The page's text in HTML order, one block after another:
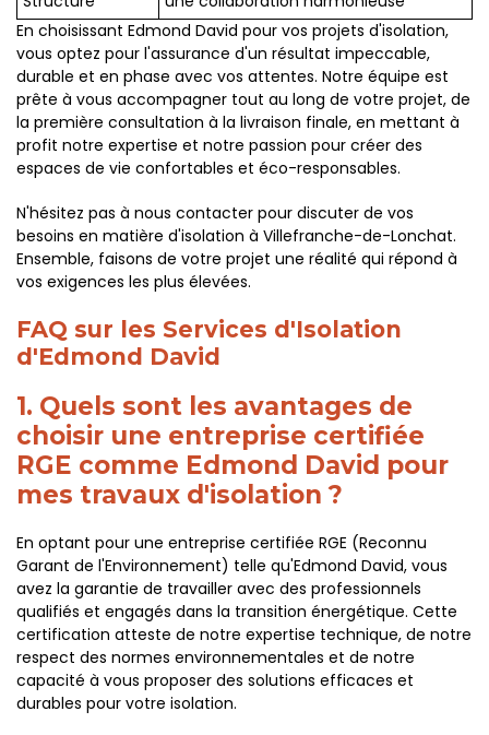
En choisissant Edmond David pour vos projets d'isolation,
vous optez pour l'assurance d'un résultat impeccable,
durable et en phase avec vos attentes. Notre équipe est
prête à vous accompagner tout au long de votre projet, de
la première consultation à la livraison finale, en mettant à
profit notre expertise et notre passion pour créer des
espaces de vie confortables et éco-responsables.
N'hésitez pas à nous contacter pour discuter de vos
besoins en matière d'isolation à Villefranche-de-Lonchat.
Ensemble, faisons de votre projet une réalité qui répond à
vos exigences les plus élevées.
FAQ sur les Services d'Isolation
d'Edmond David
1. Quels sont les avantages de
choisir une entreprise certifiée
RGE comme Edmond David pour
mes travaux d'isolation ?
En optant pour une entreprise certifiée RGE (Reconnu
Garant de l'Environnement) telle qu'Edmond David, vous
avez la garantie de travailler avec des professionnels
qualifiés et engagés dans la transition énergétique. Cette
certification atteste de notre expertise technique, de notre
respect des normes environnementales et de notre
capacité à vous proposer des solutions efficaces et
durables pour votre isolation.